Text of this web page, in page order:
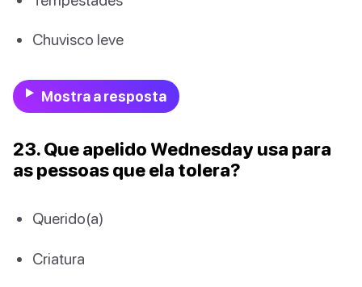
Chuvisco leve
Mostra a resposta
23. Que apelido Wednesday usa para
as pessoas que ela tolera?
Querido(a)
Criatura